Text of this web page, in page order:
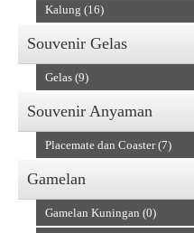
Kalung (16)
Souvenir Gelas
Gelas (9)
Souvenir Anyaman
Placemate dan Coaster (7)
Gamelan
Gamelan Kuningan (0)